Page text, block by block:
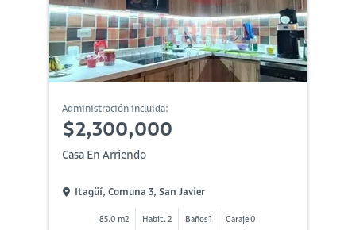
Administración incluida:
$2,300,000
Casa En Arriendo
Itagüí, Comuna 3, San Javier
85.0 m2 Habit. 2 Baños 1 Garaje 0